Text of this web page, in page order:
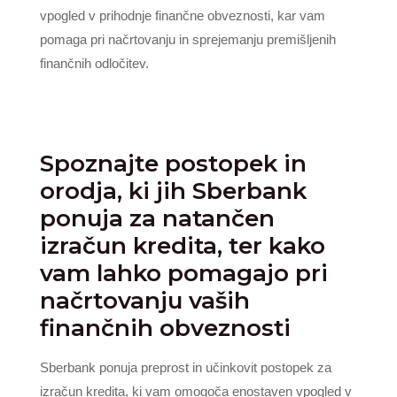
vpogled v prihodnje finančne obveznosti, kar vam
pomaga pri načrtovanju in sprejemanju premišljenih
finančnih odločitev.
Spoznajte postopek in
orodja, ki jih Sberbank
ponuja za natančen
izračun kredita, ter kako
vam lahko pomagajo pri
načrtovanju vaših
finančnih obveznosti
Sberbank ponuja preprost in učinkovit postopek za
izračun kredita, ki vam omogoča enostaven vpogled v